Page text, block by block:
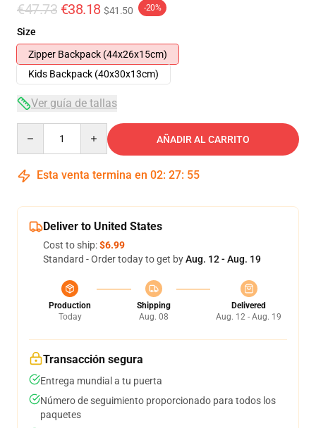
€47.73 €38.18 $41.50 -20%
Size
Zipper Backpack (44x26x15cm)
Kids Backpack (40x30x13cm)
Ver guía de tallas
AÑADIR AL CARRITO
Esta venta termina en 02: 27: 54
Deliver to United States
Cost to ship:$6.99
Standard - Order today to get byAug. 12 - Aug. 19
Production
Today
Shipping
Aug. 08
Delivered
Aug. 12 - Aug. 19
Transacción segura
Entrega mundial a tu puerta
Número de seguimiento proporcionado para todos los
paquetes